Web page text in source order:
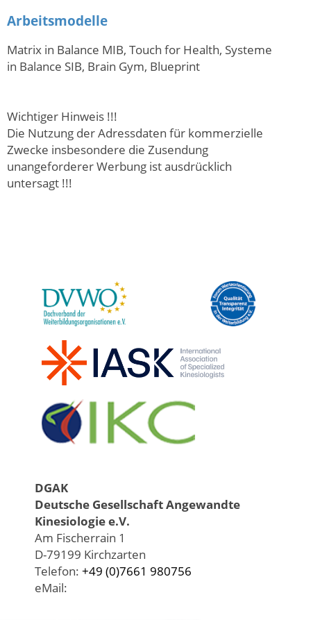
Arbeitsmodelle
Matrix in Balance MIB, Touch for Health, Systeme
in Balance SIB, Brain Gym, Blueprint
Wichtiger Hinweis !!!
Die Nutzung der Adressdaten für kommerzielle
Zwecke insbesondere die Zusendung
unangeforderer Werbung ist ausdrücklich
untersagt !!!
DGAK
Deutsche Gesellschaft Angewandte
Kinesiologie e.V.
Am Fischerrain 1
D-79199 Kirchzarten
Telefon: +49 (0)7661 980756
eMail: